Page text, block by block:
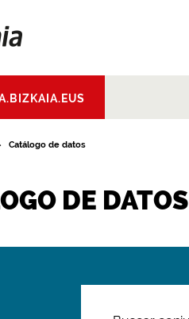
Catálogo de datos
DE DATOS